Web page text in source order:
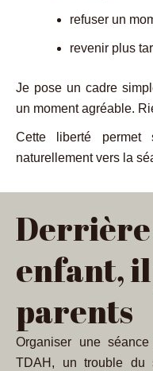
refuser un
revenir plus
Je pose un cadre
un moment agréable.
Cette liberté permet
naturellement vers la
Derrière
enfant, il
parents
Organiser une
TDAH, un trouble du